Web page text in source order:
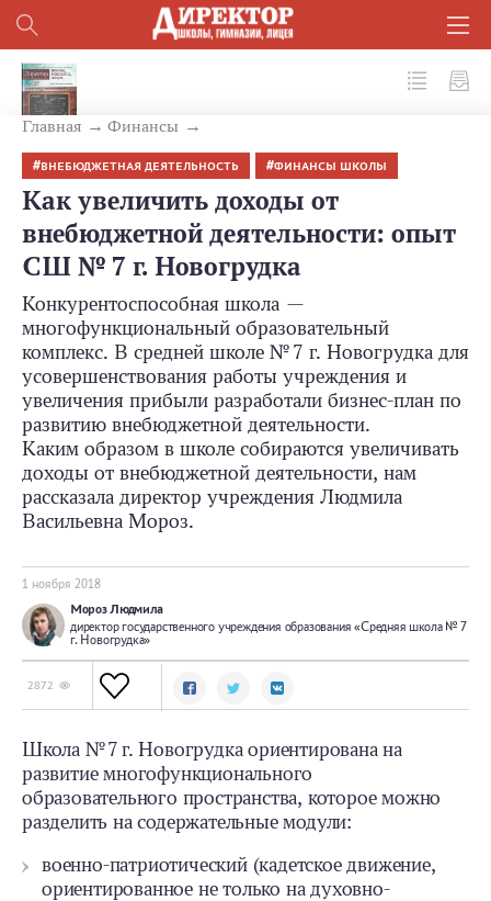
Главная Финансы
ВНЕБЮДЖЕТНАЯ ДЕЯТЕЛЬНОСТЬ ФИНАНСЫ ШКОЛЫ
Как увеличить доходы от
внебюджетной деятельности: опыт
СШ № 7 г. Новогрудка
Конкурентоспособная школа —
многофункциональный образовательный
комплекс. В средней школе № 7 г. Новогрудка для
усовершенствования работы учреждения и
увеличения прибыли разработали бизнес-план по
развитию внебюджетной деятельности.
Каким образом в школе собираются увеличивать
доходы от внебюджетной деятельности, нам
рассказала директор учреждения Людмила
Васильевна Мороз.
1 ноября 2018
Мороз Людмила
директор государственного учреждения образования «Средняя школа № 7
г. Новогрудка»
2872
Школа № 7 г. Новогрудка ориентирована на
развитие многофункционального
образовательного пространства, которое можно
разделить на содержательные модули:
военно-патриотический (кадетское движение,
ориентированное не только на духовно-